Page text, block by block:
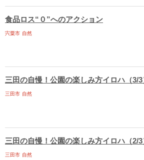
食品ロス“０”へのアクション
宍粟市 自然
三田の自慢！公園の楽しみ方イロハ（3/3
三田市 自然
三田の自慢！公園の楽しみ方イロハ（2/3
三田市 自然